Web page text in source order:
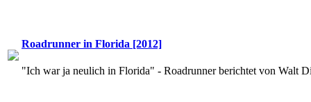
Roadrunner in Florida [2012]
"Ich war ja neulich in Florida" - Roadrunner berichtet von Walt